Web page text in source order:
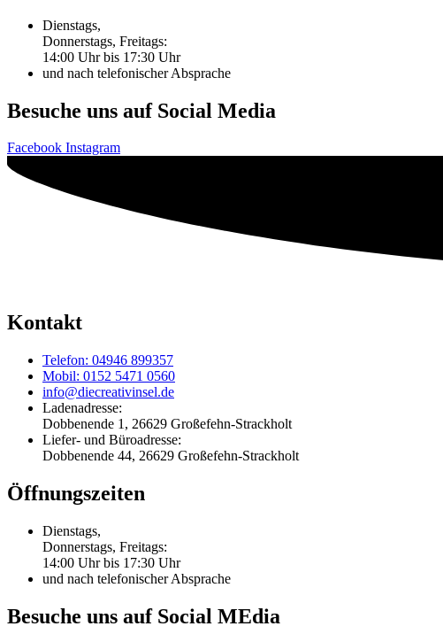
Dienstags,
Donnerstags, Freitags:
14:00 Uhr bis 17:30 Uhr
und nach telefonischer Absprache
Besuche uns auf Social Media
Facebook Instagram
Kontakt
Telefon: 04946 899357
Mobil: 0152 5471 0560
info@diecreativinsel.de
Ladenadresse:
Dobbenende 1, 26629 Großefehn-Strackholt
Liefer- und Büroadresse:
Dobbenende 44, 26629 Großefehn-Strackholt
Öffnungszeiten
Dienstags,
Donnerstags, Freitags:
14:00 Uhr bis 17:30 Uhr
und nach telefonischer Absprache
Besuche uns auf Social MEdia